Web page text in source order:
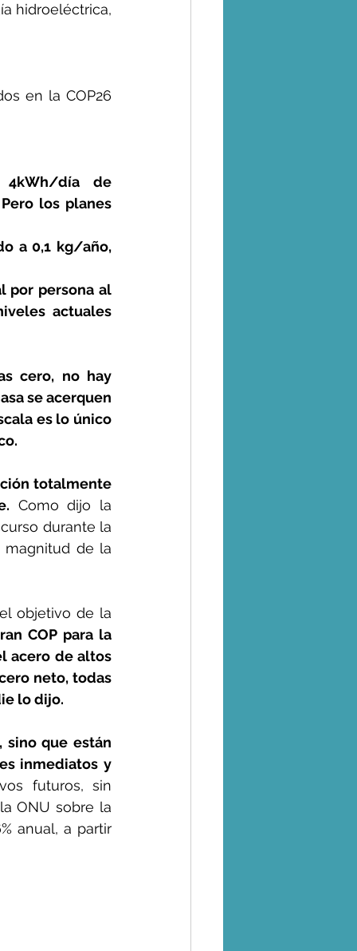
hidroeléctrica,
en la COP26
4kWh/día de
los planes
a 0,1 kg/año,
por persona al
actuales
cero, no hay
se acerquen
es lo único
totalmente
Como dijo la
durante la
magnitud de la
objetivo de la
COP para la
acero de altos
neto, todas
lo dijo.
sino que están
inmediatos y
futuros, sin
ONU sobre la
anual, a partir